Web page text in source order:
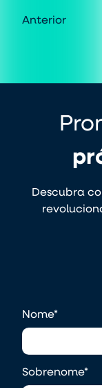
Anterior
Descubra
Nome*
Sobrenome*